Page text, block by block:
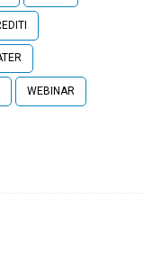
WEBINAR